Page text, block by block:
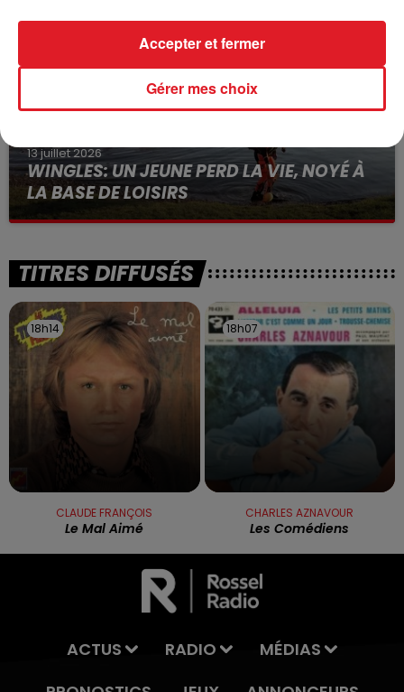
13 juillet 2026
WINGLES: UN JEUNE PERD LA VIE, NOYÉ À
LA BASE DE LOISIRS
La victime a coulé à pic
TITRES DIFFUSÉS
18h14
18h14
CLAUDE FRANÇOIS
Le Mal Aimé
18h07
18h07
CHARLES AZNAVOUR
Les Comédiens
ACTUS RADIO
MÉDIAS
Gérer mes choix
Accepter et fermer